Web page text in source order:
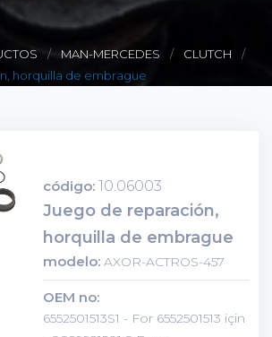
MAN-MERCEDES
CLUTCH
horquilla de embrague
código: 10.06003
Juego de reparación,
horquilla de embrague
modelo: AXOR-ACTROS-457
OEM no:
6552501513S1 - For 6552501513 için